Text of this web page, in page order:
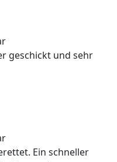
geschickt und sehr
Ein schneller